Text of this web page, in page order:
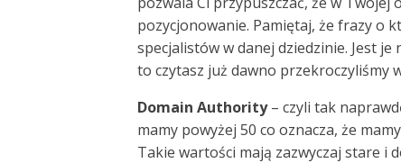
pozycjonowanie. Pamiętaj, że frazy o
specjalistów w danej dziedzinie. Jest
to czytasz już dawno przekroczyliśmy
Domain Authority– czyli tak
mamy powyżej 50 co oznacza, że
Takie wartości mają zazwyczaj stare i